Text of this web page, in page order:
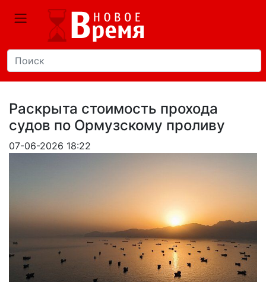
Раскрыта стоимость прохода
судов по Ормузскому проливу
07-06-2026 18:22